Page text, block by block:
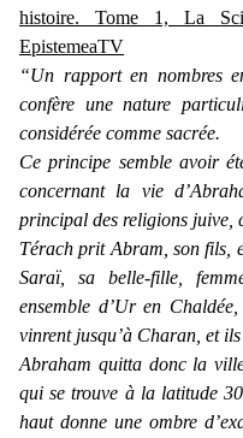
histoire. Tome 1, La
EpistemeaTV
“Un rapport en nombres
confère une nature
considérée comme sacrée.
Ce principe semble avoir
concernant la vie
principal des religions juive,
Térach prit Abram, son fils,
Saraï, sa belle-fille,
ensemble d’Ur en
vinrent jusqu’à Charan, et
Abraham quitta donc la
qui se trouve à la latitude
haut donne une ombre